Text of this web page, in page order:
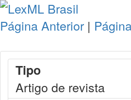
Página Anterior |
Tipo
Artigo de revista